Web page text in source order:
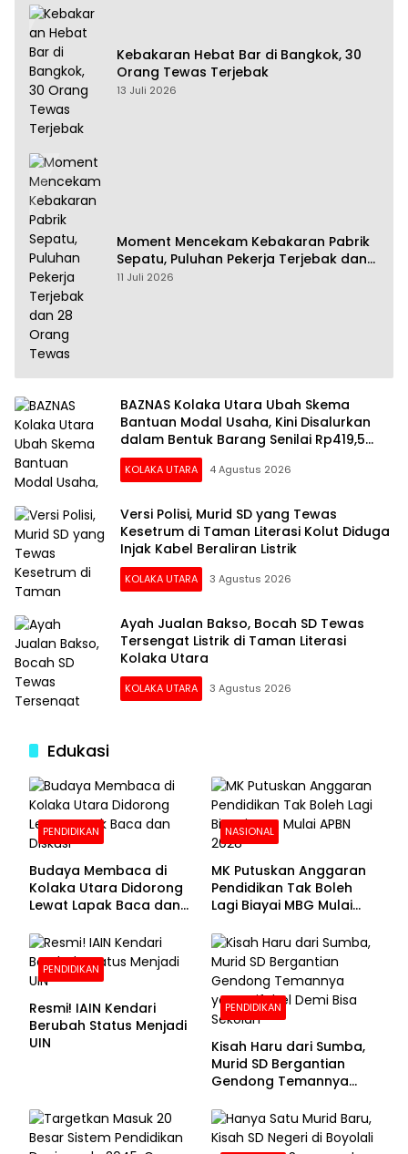
Kebakaran Hebat Bar di Bangkok, 30
Orang Tewas Terjebak
13 Juli 2026
Moment Mencekam Kebakaran Pabrik
Sepatu, Puluhan Pekerja Terjebak dan
28 Orang Tewas
11 Juli 2026
BAZNAS Kolaka Utara Ubah Skema
Bantuan Modal Usaha, Kini Disalurkan
dalam Bentuk Barang Senilai Rp419,5
Juta
KOLAKA UTARA 4 Agustus 2026
Versi Polisi, Murid SD yang Tewas
Kesetrum di Taman Literasi Kolut Diduga
Injak Kabel Beraliran Listrik
KOLAKA UTARA 3 Agustus 2026
Ayah Jualan Bakso, Bocah SD Tewas
Tersengat Listrik di Taman Literasi
Kolaka Utara
KOLAKA UTARA 3 Agustus 2026
Edukasi
PENDIDIKAN
Budaya Membaca di
Kolaka Utara Didorong
Lewat Lapak Baca dan
NASIONAL
MK Putuskan Anggaran
Pendidikan Tak Boleh
Lagi Biayai MBG Mulai
PENDIDIKAN
Resmi! IAIN Kendari
Berubah Status Menjadi
UIN
PENDIDIKAN
Kisah Haru dari Sumba,
Murid SD Bergantian
Gendong Temannya
Sekolah